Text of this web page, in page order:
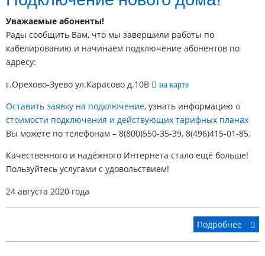
Уважаемые абоненты!
Рады сообщить Вам, что мы завершили работы по
кабелированию и начинаем подключение абонентов по
адресу:
г.Орехово-Зуево ул.Карасово д.10В
на карте
Оставить заявку на подключение, узнать информацию о
стоимости подключения и действующих тарифных планах
Вы можете по телефонам – 8(800)550-35-39, 8(496)415-01-85.
Качественного и надёжного Интернета стало ещё больше!
Пользуйтесь услугами с удовольствием!
24 августа 2020 года
Подробнее